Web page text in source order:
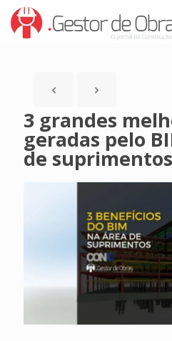
3 grandes
geradas pelo
de suprimentos